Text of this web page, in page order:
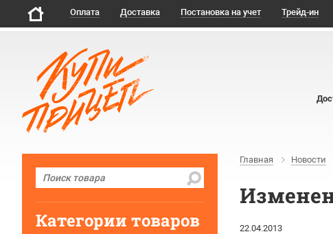
Оплата Доставка Постановка на учет Трейд-ин
Главная Новости
22.04.2013
Категории товаров